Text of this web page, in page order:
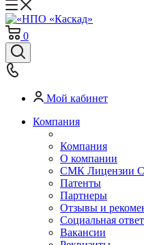
0
Мой кабинет
Компания
Компания
О компании
СМК Лицензии
Патенты
Партнеры
Отзывы и
Социальная
Вакансии